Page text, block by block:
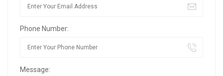
Phone Number:
Message: